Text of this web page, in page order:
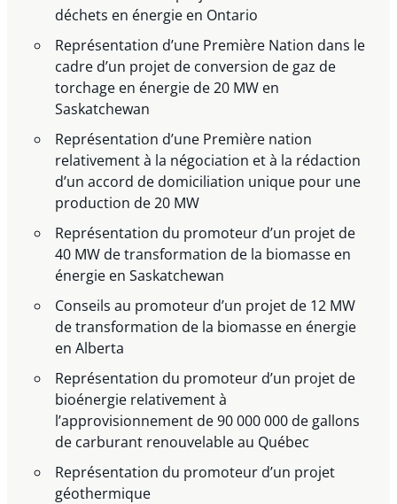
déchets en énergie en Ontario
Représentation d’une Première Nation dans le
cadre d’un projet de conversion de gaz de
torchage en énergie de 20 MW en
Saskatchewan
Représentation d’une Première nation
relativement à la négociation et à la rédaction
d’un accord de domiciliation unique pour une
production de 20 MW
Représentation du promoteur d’un projet de
40 MW de transformation de la biomasse en
énergie en Saskatchewan
Conseils au promoteur d’un projet de 12 MW
de transformation de la biomasse en énergie
en Alberta
Représentation du promoteur d’un projet de
bioénergie relativement à
l’approvisionnement de 90 000 000 de gallons
de carburant renouvelable au Québec
Représentation du promoteur d’un projet
géothermique